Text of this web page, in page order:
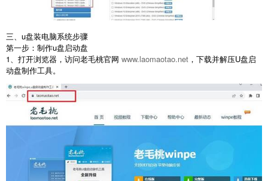
三、u盘装电脑系统步骤
第一步：制作u盘启动盘
1、打开浏览器，访问老毛桃官网 www.laomaotao.net ，下载并解压U盘启
动盘制作工具。